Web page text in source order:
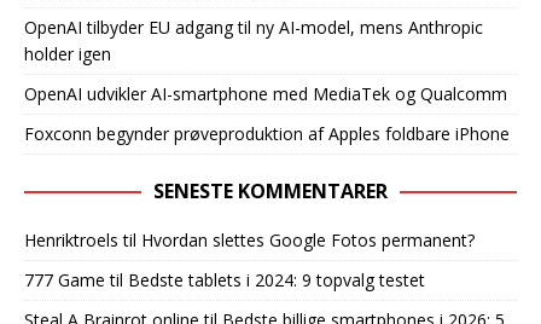
OpenAI tilbyder EU adgang til ny AI-model, mens Anthropic
holder igen
OpenAI udvikler AI-smartphone med MediaTek og Qualcomm
Foxconn begynder prøveproduktion af Apples foldbare iPhone
SENESTE KOMMENTARER
Henriktroels til Hvordan slettes Google Fotos permanent?
777 Game til Bedste tablets i 2024: 9 topvalg testet